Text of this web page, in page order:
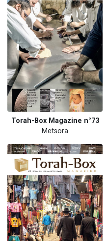
Torah-Box Magazine n°73
Metsora